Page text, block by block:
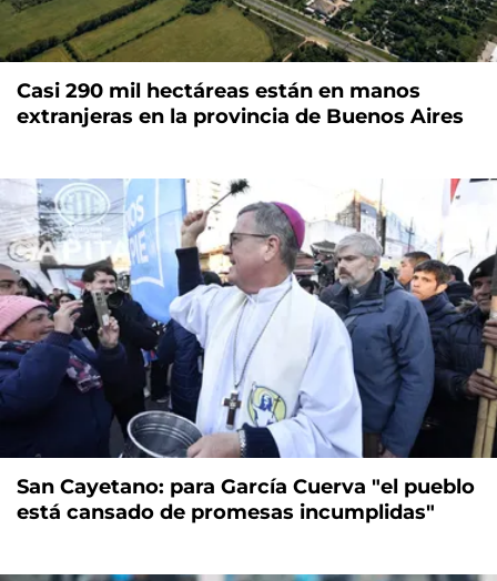
Casi 290 mil hectáreas están en manos
extranjeras en la provincia de Buenos Aires
San Cayetano: para García Cuerva "el pueblo
está cansado de promesas incumplidas"